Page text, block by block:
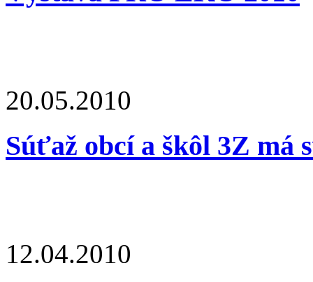
20.05.2010
Súťaž obcí a škôl 3Z má
12.04.2010